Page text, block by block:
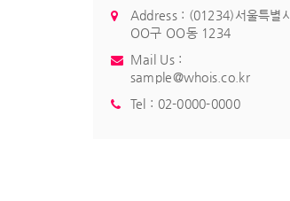
Address : (01234)서울특별시
OO구 OO동 1234
Mail Us :
sample@whois.co.kr
Tel : 02-0000-0000